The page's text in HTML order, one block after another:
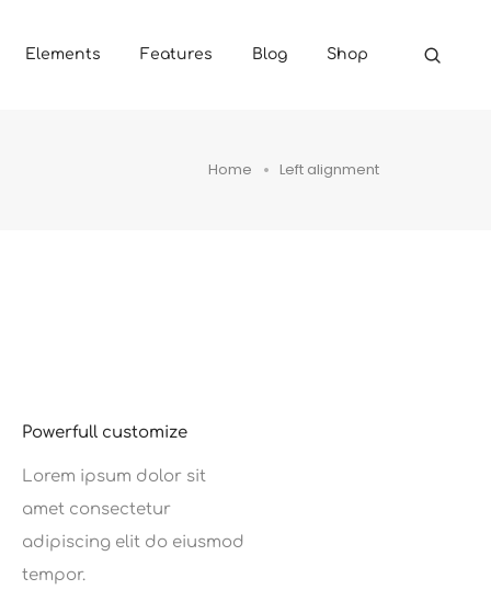
Elements Features Blog Shop
Home Left alignment
Powerfull customize
Lorem ipsum dolor sit
amet consectetur
adipiscing elit do eiusmod
tempor.